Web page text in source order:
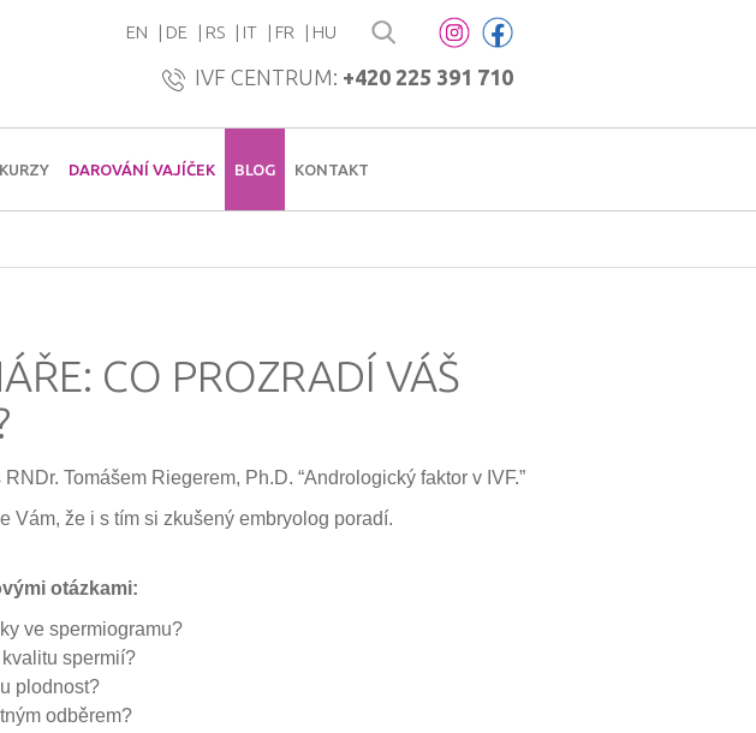
EN DE RS IT FR HU
IVF CENTRUM: +420 225 391 710
KURZY DAROVÁNÍ VAJÍČEK BLOG KONTAKT
CO PROZRADÍ VÁŠ
Tomášem Riegerem, Ph.D. “Andrologický faktor v IVF.”
Vám, že i s tím si zkušený embryolog poradí.
otázkami:
ve spermiogramu?
spermií?
plodnost?
odběrem?